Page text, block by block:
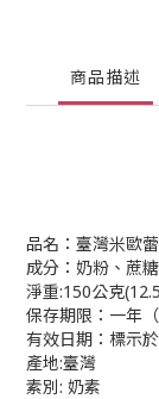
商品描述
品名：臺灣米歐
成分：奶粉、蔗
淨重:150公克
保存期限：一年
有效日期：標示
產地:臺灣
素別: 奶素